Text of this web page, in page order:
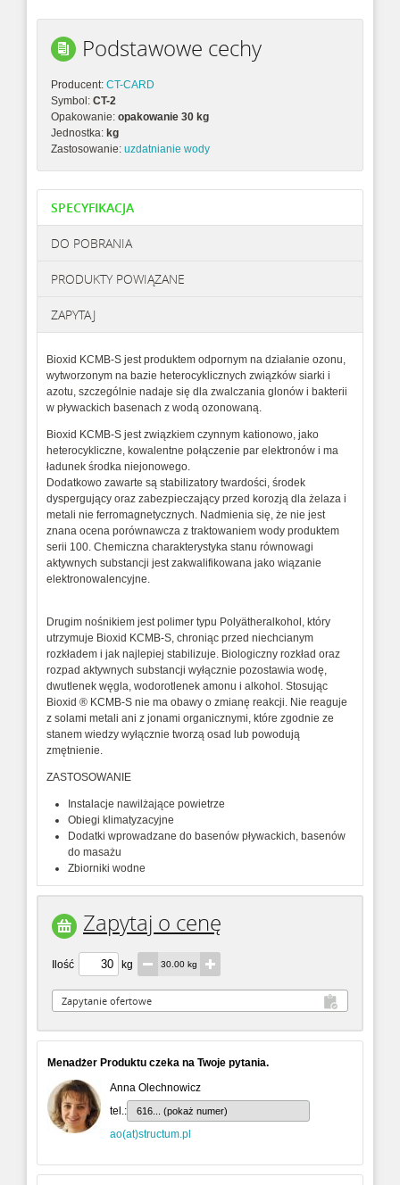
Podstawowe cechy
Producent: CT-CARD
Symbol: CT-2
Opakowanie: opakowanie 30 kg
Jednostka: kg
Zastosowanie: uzdatnianie wody
SPECYFIKACJA
DO POBRANIA
PRODUKTY POWIĄZANE
ZAPYTAJ
Bioxid KCMB-S jest produktem odpornym na działanie ozonu,
wytworzonym na bazie heterocyklicznych związków siarki i
azotu, szczególnie nadaje się dla zwalczania glonów i bakterii
w pływackich basenach z wodą ozonowaną.
Bioxid KCMB-S jest związkiem czynnym kationowo, jako
heterocykliczne, kowalentne połączenie par elektronów i ma
ładunek środka niejonowego.
Dodatkowo zawarte są stabilizatory twardości, środek
dyspergujący oraz zabezpieczający przed korozją dla żelaza i
metali nie ferromagnetycznych. Nadmienia się, że nie jest
znana ocena porównawcza z traktowaniem wody produktem
serii 100. Chemiczna charakterystyka stanu równowagi
aktywnych substancji jest zakwalifikowana jako wiązanie
elektronowalencyjne.
Drugim nośnikiem jest polimer typu Polyätheralkohol, który
utrzymuje Bioxid KCMB-S, chroniąc przed niechcianym
rozkładem i jak najlepiej stabilizuje. Biologiczny rozkład oraz
rozpad aktywnych substancji wyłącznie pozostawia wodę,
dwutlenek węgla, wodorotlenek amonu i alkohol. Stosując
Bioxid ® KCMB-S nie ma obawy o zmianę reakcji. Nie reaguje
z solami metali ani z jonami organicznymi, które zgodnie ze
stanem wiedzy wyłącznie tworzą osad lub powodują
zmętnienie.
ZASTOSOWANIE
Instalacje nawilżające powietrze
Obiegi klimatyzacyjne
Dodatki wprowadzane do basenów pływackich, basenów
do masażu
Zbiorniki wodne
Zapytaj o cenę
Ilość kg 30.00 kg
Menadżer Produktu czeka na Twoje pytania.
Anna Olechnowicz
tel.:
616... (pokaż numer)
ao(at)structum.pl